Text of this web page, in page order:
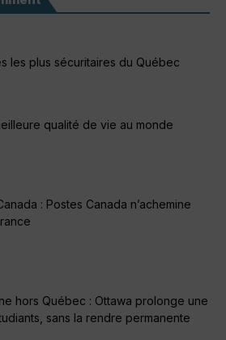
les plus sécuritaires du Québec
qualité de vie au monde
: Postes Canada n’achemine
hors Québec : Ottawa prolonge une
sans la rendre permanente